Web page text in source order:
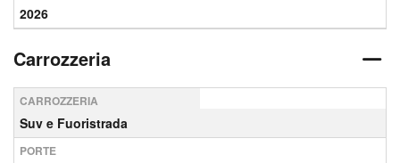
2026
Carrozzeria
CARROZZERIA
Suv e Fuoristrada
PORTE